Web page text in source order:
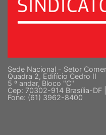
Sede Nacional - Setor
Quadra 2, Edifício Cedro II
5 º andar, Bloco "C"
Cep: 70302-914 Brasília-DF |
Fone: (61) 3962-8400